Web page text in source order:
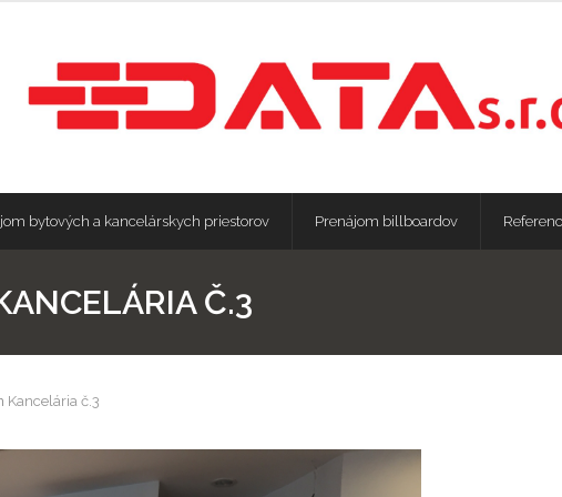
bytových a kancelárskych priestorov Prenájom billboardov
Č.3
Kancelária č.3